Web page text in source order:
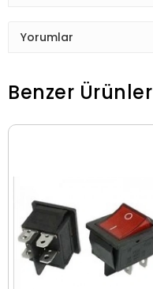
Yorumlar
Benzer Ürünler